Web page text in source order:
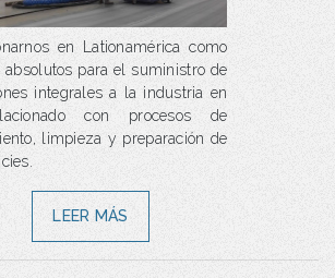
en Lationamérica como
absolutos para el suministro de
integrales a la industria en
con procesos de
limpieza y preparación de
LEER MÁS